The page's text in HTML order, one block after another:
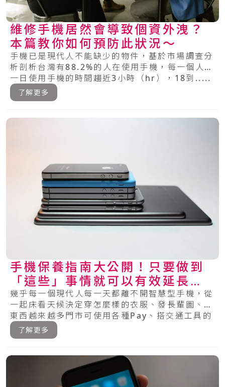
維修手機居然會導致個資外洩？
本篇教你如何預防此狀況～
手機已是現代人不能缺少的物件，基於市場調查分
析剖析台灣有88.2%的人在使用手機，每一個人每
一日使用手機的時間趨近3小時（hr），18到.....
了解更多
手機保養指南大公開！只要做到
「這些」事情就可以有效延長手
機的壽命～
幾乎每一個現代人每一天都離不開智慧型手機，從
一起床看天候決定穿怎麼樣的衣服、發長輩圖、買
東西越來越多門市可使用各種Pay、搭交通工具的
時.....
了解更多